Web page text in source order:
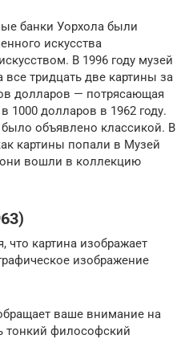
банки Уорхола были
искусства
В 1996 году музей
тридцать две картины за
долларов — потрясающая
1000 долларов в 1962 году.
объявлено классикой. В
картины попали в Музей
они вошли в коллекцию
что картина изображает
изображение
ваше внимание на
тонкий философский